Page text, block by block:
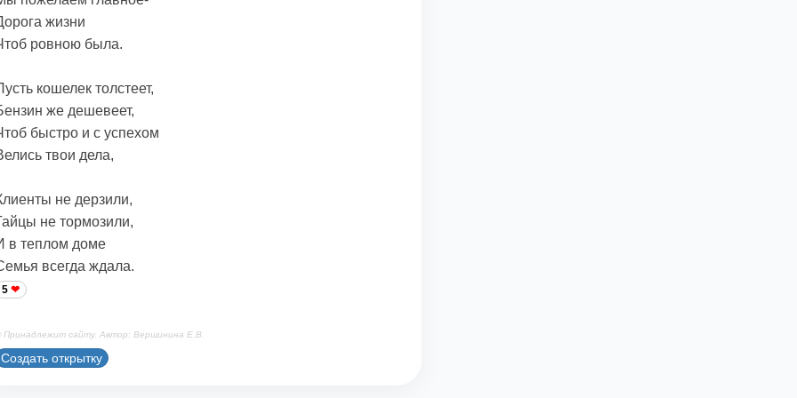
жизни
ровною была.
кошелек толстеет,
же дешевеет,
быстро и с успехом
твои дела,
не дерзили,
не тормозили,
в теплом доме
всегда ждала.
5
Принадлежит сайту. Автор: Вершинина Е.В.
Создать открытку